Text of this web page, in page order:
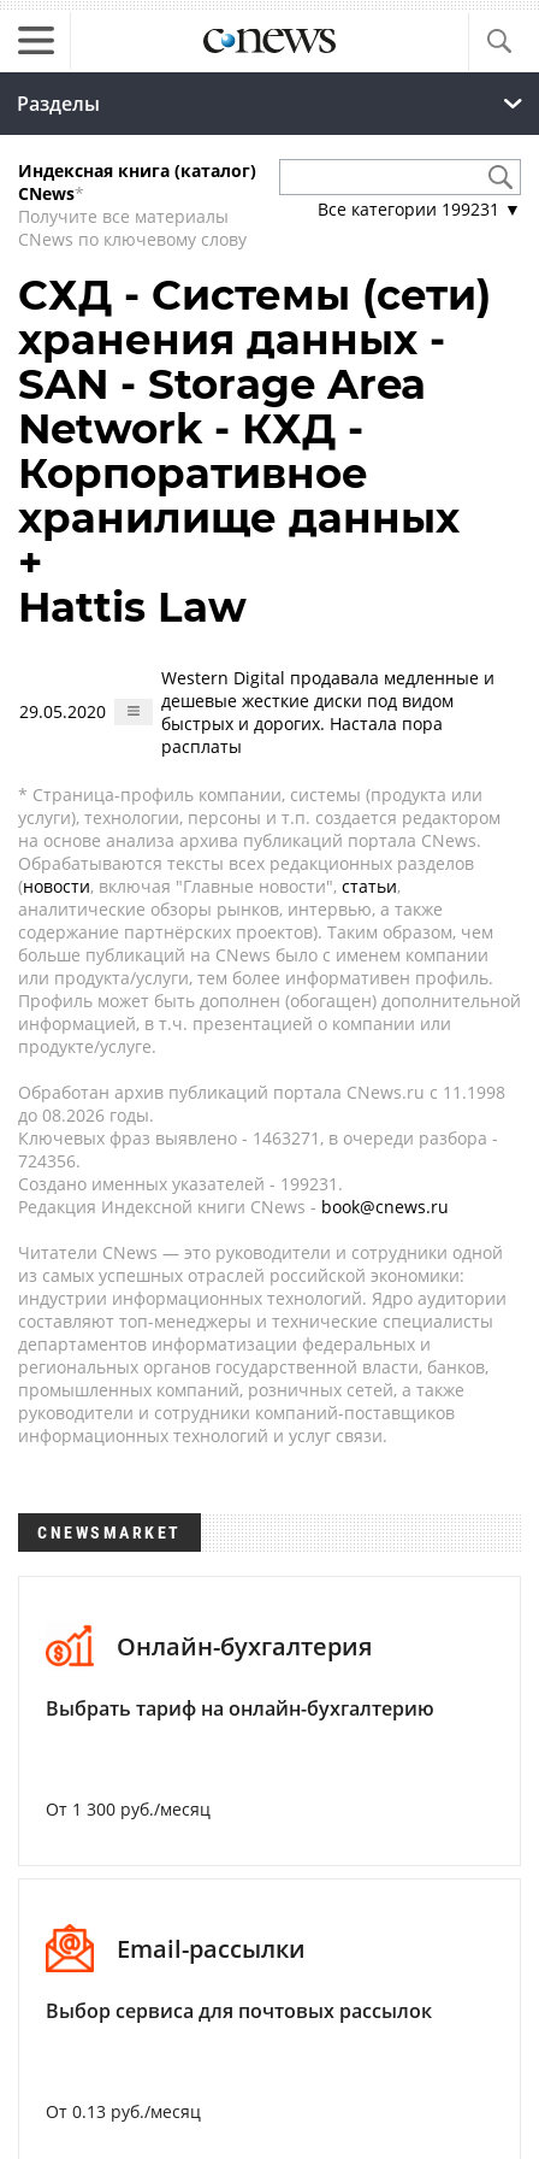
Разделы
Индексная книга (каталог)
CNews*
Получите все материалы
CNews по ключевому слову
Все категории 199231 ▼
СХД - Системы (сети)
хранения данных -
SAN - Storage Area
Network - КХД -
Корпоративное
хранилище данных
+
Hattis Law
29.05.2020
Western Digital продавала медленные и
дешевые жесткие диски под видом
быстрых и дорогих. Настала пора
расплаты
* Страница-профиль компании, системы (продукта или
услуги), технологии, персоны и т.п. создается редактором
на основе анализа архива публикаций портала CNews.
Обрабатываются тексты всех редакционных разделов
(новости, включая "Главные новости", статьи,
аналитические обзоры рынков, интервью, а также
содержание партнёрских проектов). Таким образом, чем
больше публикаций на CNews было с именем компании
или продукта/услуги, тем более информативен профиль.
Профиль может быть дополнен (обогащен) дополнительной
информацией, в т.ч. презентацией о компании или
продукте/услуге.
Обработан архив публикаций портала CNews.ru c 11.1998
до 08.2026 годы.
Ключевых фраз выявлено - 1463271, в очереди разбора -
724356.
Создано именных указателей - 199231.
Редакция Индексной книги CNews - book@cnews.ru
Читатели CNews — это руководители и сотрудники одной
из самых успешных отраслей российской экономики:
индустрии информационных технологий. Ядро аудитории
составляют топ-менеджеры и технические специалисты
департаментов информатизации федеральных и
региональных органов государственной власти, банков,
промышленных компаний, розничных сетей, а также
руководители и сотрудники компаний-поставщиков
информационных технологий и услуг связи.
CNEWSMARKET
Онлайн-бухгалтерия
Выбрать тариф на онлайн-бухгалтерию
От 1 300 руб./месяц
Email-рассылки
Выбор сервиса для почтовых рассылок
От 0.13 руб./месяц